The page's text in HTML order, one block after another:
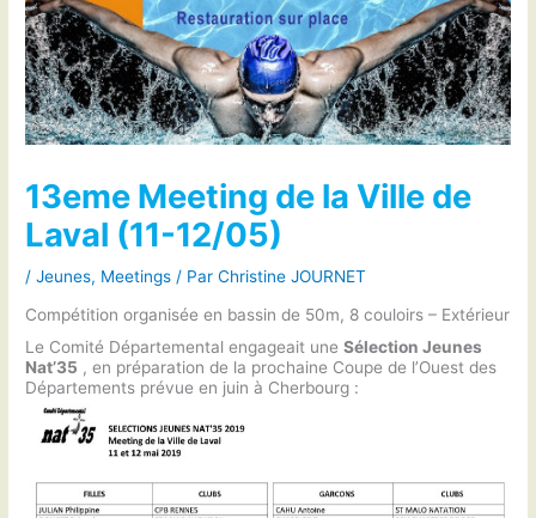
13eme Meeting de la Ville de
Laval (11-12/05)
/Jeunes, Meetings / ParChristine JOURNET
Compétition organisée en bassin de 50m, 8 couloirs – Extérieur
Le Comité Départemental engageait uneSélection Jeunes
Nat’35 , en préparation de la prochaine Coupe de l’Ouest des
Départements prévue en juin à Cherbourg :